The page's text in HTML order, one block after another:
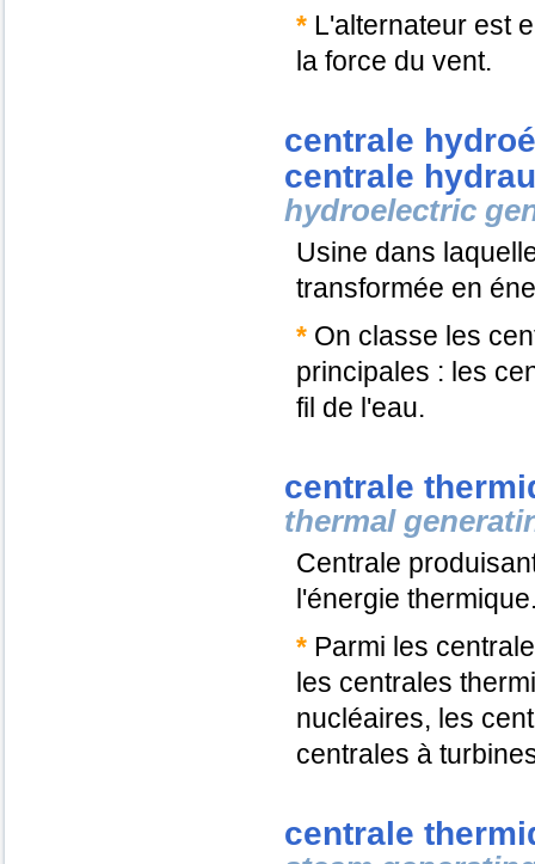
* L'alternateur est
la force du vent.
centrale
centrale
hydroelectric
Usine dans
transformée en
* On classe les
principales : les
fil de l'eau.
centrale
thermal
Centrale
l'énergie
* Parmi les
les centrales
nucléaires, les
centrales à
centrale